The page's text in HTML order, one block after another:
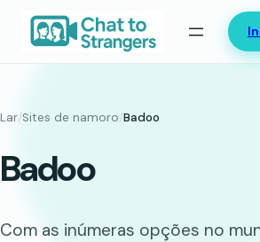
Saltar
Lar/Sites de namoro/Badoo
Badoo
Com as inúmeras opções no